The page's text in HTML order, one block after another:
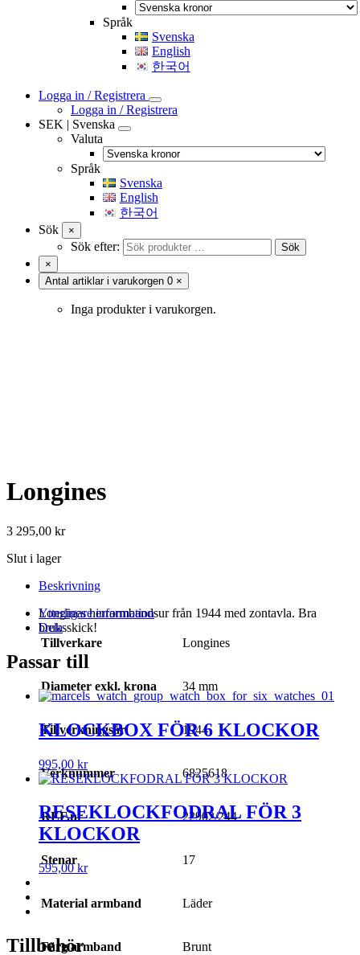
Språk
Svenska
English
한국어
Logga in / Registrera
Logga in / Registrera
SEK | Svenska
Valuta
Språk
Svenska
English
한국어
Sök
×
Sök efter:
Sök
×
Antal artiklar i varukorgen 0 ×
Inga produkter i varukorgen.
Longines
3 295,00 kr
Slut i lager
Beskrivning
Longines herrarmbandsur från 1944 med zontavla. Bra
bruksskick!
Ytterligare information
Tillverkare Longines
Diameter exkl. krona 34 mm
Tillverkningsår 1944
Verknummer 6825618
REF.nr 22902/244
Stenar 17
Material armband Läder
Färg armband Brunt
Dela
Passar till
KLOCKBOX FÖR 6 KLOCKOR
995,00 kr
RESEKLOCKFODRAL FÖR 3
KLOCKOR
595,00kr
Tillbehör